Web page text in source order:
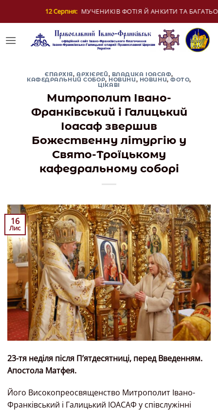
Й АНКИТИ ТА БАГАТЬОХ ІЗ НИМИ 13
ЄПАРХІЯ, АРХІЄРЕЙ, ВЛАДИКА ІОАСАФ,
КАФЕДРАЛЬНИЙ СОБОР, НОВИНИ, НОВИНИ,ФОТО,
ЦІКАВІ
Митрополит Івано-
Франківський і Галицький
Іоасаф звершив
Божественну літургію у
Свято-Троїцькому
кафедральному соборі
16
Лис
23-тя неділя після П’ятдесятниці, перед Введенням.
Апостола Матфея.
Його Високопреосвященство Митрополит Івано-
Франківський і Галицький ІОАСАФ у співслужінні